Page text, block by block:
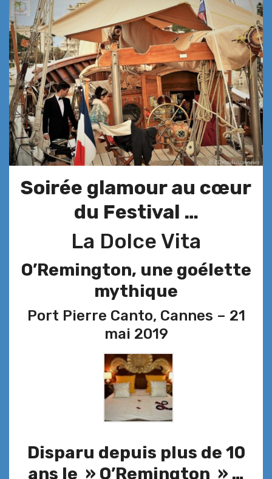
Soirée glamour au cœur
du Festival …
La Dolce Vita
O’Remington, une goélette
mythique
Port Pierre Canto, Cannes – 21
mai 2019
Disparu depuis plus de 10
ans le » O’Remington » …